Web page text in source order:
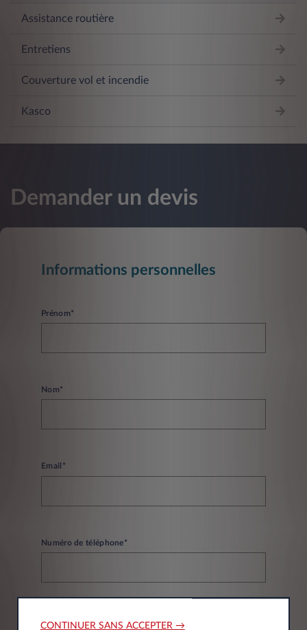
Assistance routière
Entretiens
Couverture vol et incendie
Kasco
Demander un devis
Informations personnelles
Prénom*
Nom*
Email*
Numéro de téléphone*
CONTINUER SANS ACCEPTER →